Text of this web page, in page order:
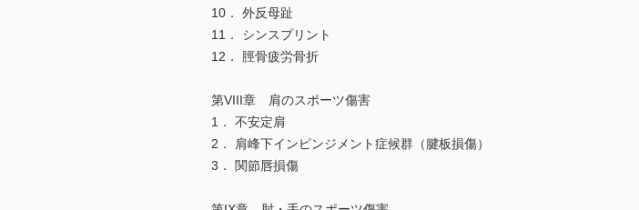
10． 外反母趾
11． シンスプリント
12． 脛骨疲労骨折
第VIII章 肩のスポーツ傷害
1． 不安定肩
2． 肩峰下インピンジメント症候群（腱板損傷）
3． 関節唇損傷